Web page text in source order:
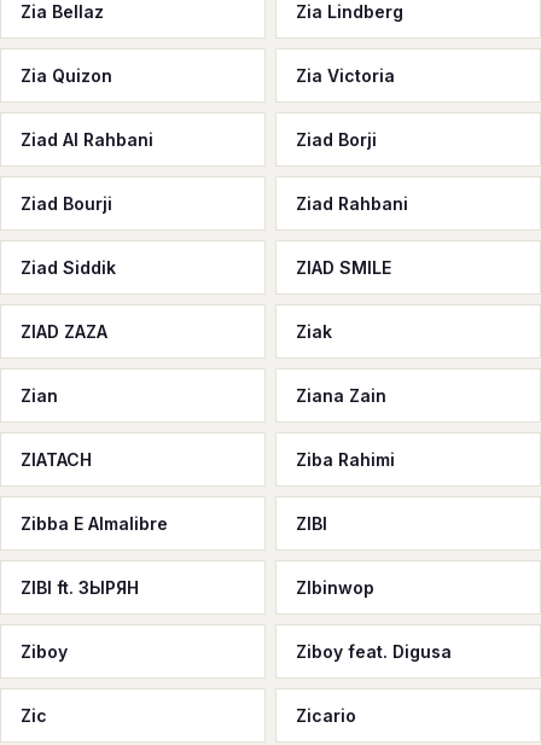
Zia Bellaz Zia Lindberg
Zia Quizon Zia Victoria
Ziad Al Rahbani Ziad Borji
Ziad Bourji Ziad Rahbani
Ziad Siddik ZIAD SMILE
ZIAD ZAZA Ziak
Zian Ziana Zain
ZIATACH Ziba Rahimi
Zibba E Almalibre ZIBI
ZIBI ft. ЗЫРЯН ZIbinwop
Ziboy Ziboy feat. Digusa
Zic Zicario